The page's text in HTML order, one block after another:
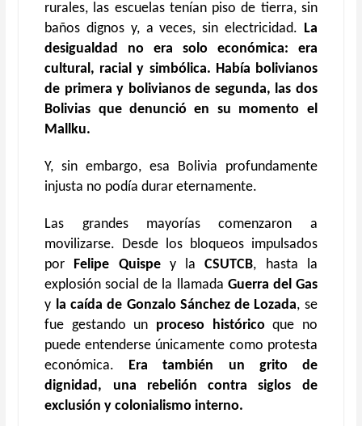
rurales, las escuelas tenían piso de tierra, sin
baños dignos y, a veces, sin electricidad. La
desigualdad no era solo económica: era
cultural, racial y simbólica. Había bolivianos
de primera y bolivianos de segunda, las dos
Bolivias que denunció en su momento el
Mallku.
Y, sin embargo, esa Bolivia profundamente
injusta no podía durar eternamente.
Las grandes mayorías comenzaron a
movilizarse. Desde los bloqueos impulsados
por Felipe Quispey laCSUTCB, hasta la
explosión social de la llamada Guerra del Gas
y la caída de Gonzalo Sánchez de Lozada, se
fue gestando un proceso históricoque no
puede entenderse únicamente como protesta
económica. Era también un grito de
dignidad, una rebelión contra siglos de
exclusión y colonialismo interno.